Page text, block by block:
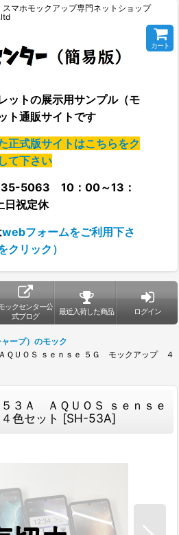
マホモックアップ専門ネットショップ
ットの展示用サンプル（モ
ト通販サイトです
正式版サイトはこちらをク
て下さい
5063 10：00～13：
祝定休
webフォームをご利用下さ
クリック）
カート
ックセンター公
式ブログ
最近入荷した商品 ログイン
ャープ）のモック
ＵＯＳ ｓｅｎｓｅ ５Ｇ モックアップ ４
３Ａ ＡＱＵＯＳ ｓｅｎｓｅ
色セット [SH-53A]